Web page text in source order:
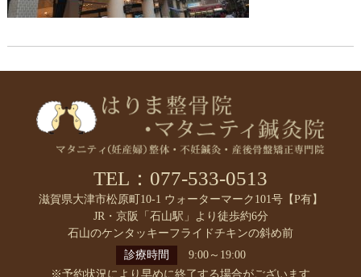
TEL：077-533-0513
滋賀県大津市松原町10-1 ウォーターマーク101号【P有】
JR・京阪「石山駅」より徒歩約6分
石山のケンタッキーフライドチキンの斜め前
診療時間
9:00～19:00
※予約状況により早めに終了する場合がございます